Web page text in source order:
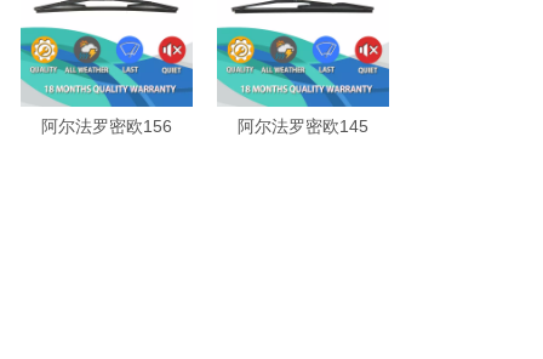
阿尔法罗密欧156 阿尔法罗密欧145